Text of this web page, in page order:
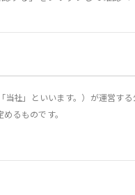
社」といいます。）が運営す
るものです。